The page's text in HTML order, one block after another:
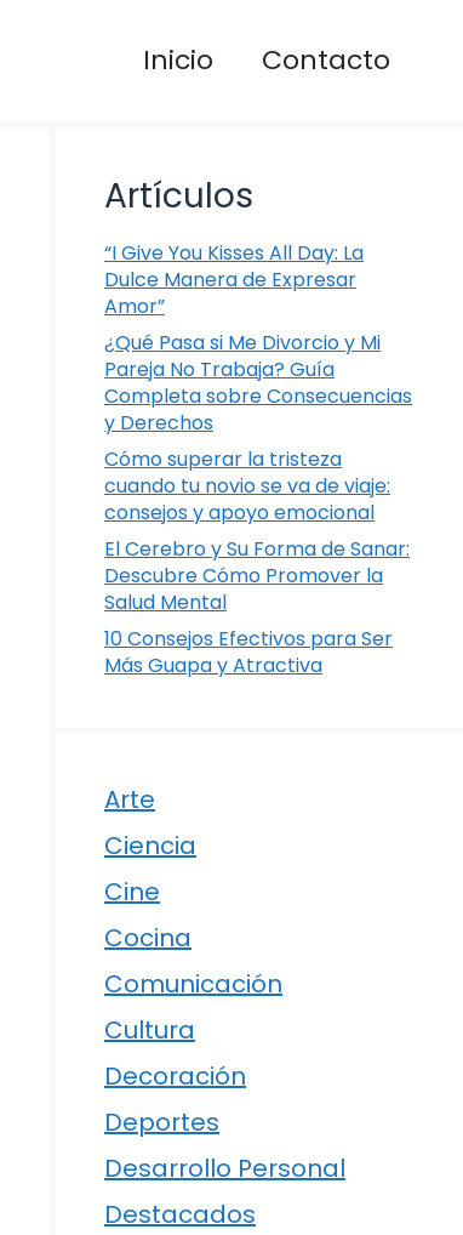
Inicio Contacto
Artículos
“I Give You Kisses All Day: La
Dulce Manera de Expresar
Amor”
¿Qué Pasa si Me Divorcio y Mi
Pareja No Trabaja? Guía
Completa sobre Consecuencias
y Derechos
Cómo superar la tristeza
cuando tu novio se va de viaje:
consejos y apoyo emocional
El Cerebro y Su Forma de Sanar:
Descubre Cómo Promover la
Salud Mental
10 Consejos Efectivos para Ser
Más Guapa y Atractiva
Arte
Ciencia
Cine
Cocina
Comunicación
Cultura
Decoración
Deportes
Desarrollo Personal
Destacados